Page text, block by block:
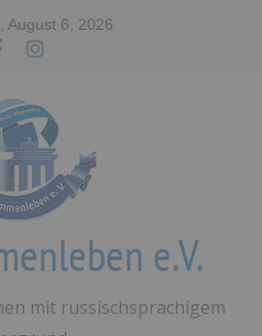
August 6, 2026
e.V.
mit russischsprachigem